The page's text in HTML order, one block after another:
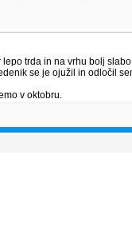
trda in na vrhu bolj
se je ojužil in odločil
v oktobru.